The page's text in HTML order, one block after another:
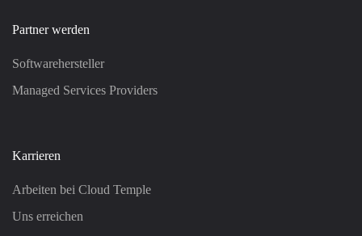
Partner werden
Softwarehersteller
Managed Services Providers
Karrieren
Arbeiten bei Cloud Temple
Uns erreichen